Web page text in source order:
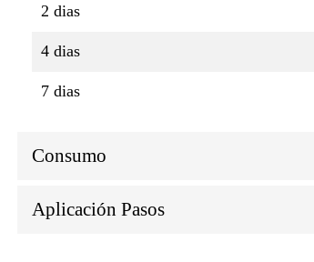
2 dias
4 dias
7 dias
Consumo
Aplicación Pasos